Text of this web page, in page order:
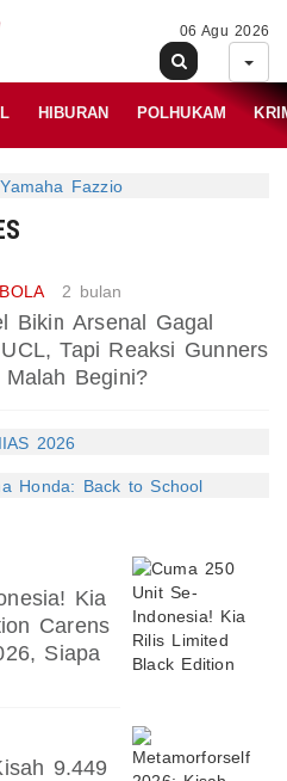
06 Agu 2026
HIBURAN POLHUKAM
2 bulan
Bikin Arsenal Gagal
Tapi Reaksi Gunners
Malah Begini?
Kia
Carens
Siapa
9.449